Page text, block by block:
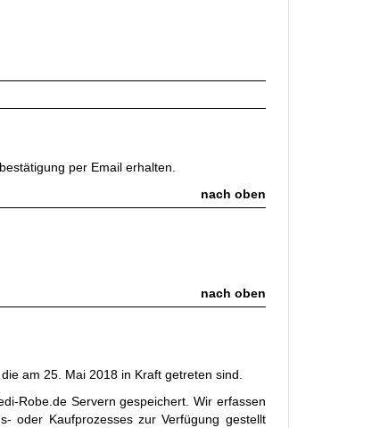
per Email erhalten.
nach oben
nach oben
am 25. Mai 2018 in Kraft getreten sind.
Robe.de Servern gespeichert. Wir erfassen
oder Kaufprozesses zur Verfügung gestellt